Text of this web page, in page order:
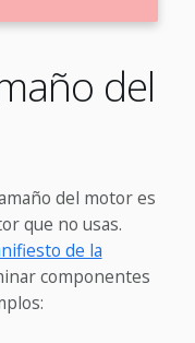
del
del motor es
que no usas.
de la
componentes